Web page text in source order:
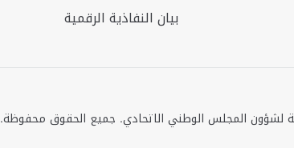
بيان النفاذية الرقمية
لشؤون المجلس الوطني الاتحادي. جميع الحقوق محفوظة.